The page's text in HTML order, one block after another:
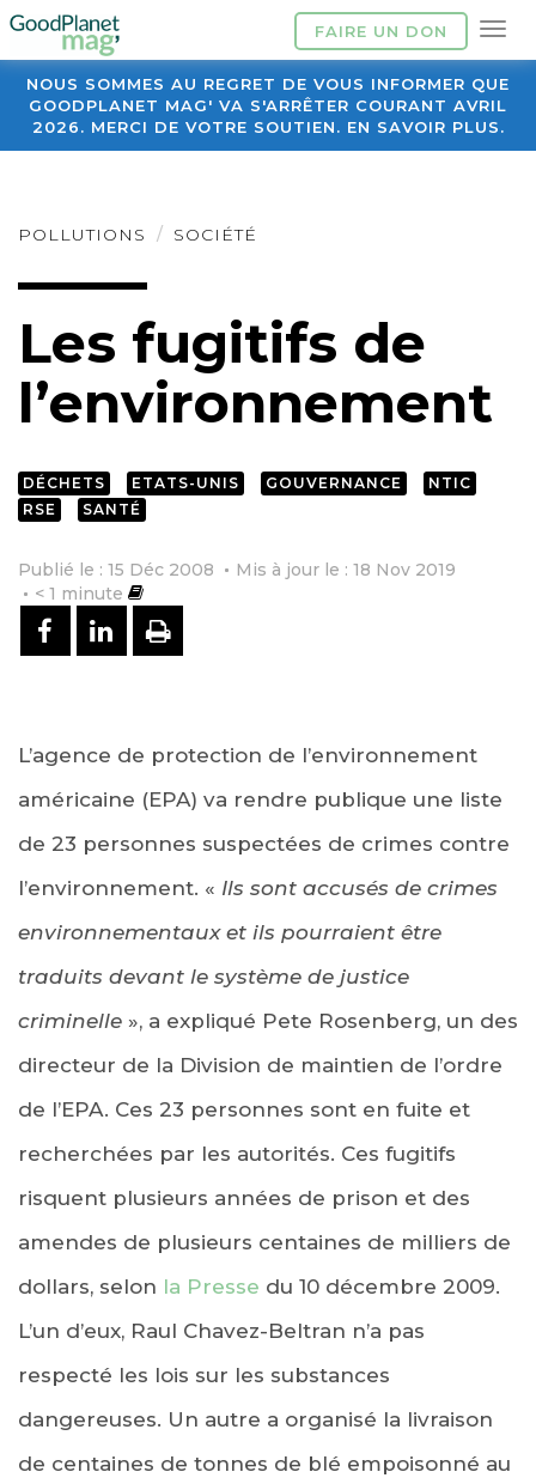
FAIRE UN DON
NOUS SOMMES AU REGRET DE VOUS INFORMER QUE
GOODPLANET MAG' VA S'ARRÊTER COURANT AVRIL
2026. MERCI DE VOTRE SOUTIEN. EN SAVOIR PLUS.
POLLUTIONS SOCIÉTÉ
Les fugitifs de
l’environnement
DÉCHETS ETATS-UNIS GOUVERNANCE
NTIC
RSE
SANTÉ
Publié le : 15 Déc 2008
Mis à jour le : 18 Nov 2019
< 1 minute
PARTAGER SUR FACEBOOK
PARTAGER SUR LINKEDIN
IMPRIMER
L’agence de protection de l’environnement
américaine (EPA) va rendre publique une liste
de 23 personnes suspectées de crimes contre
l’environnement. « Ils sont accusés de crimes
environnementaux et ils pourraient être
traduits devant le système de justice
criminelle », a expliqué Pete Rosenberg, un des
directeur de la Division de maintien de l’ordre
de l’EPA. Ces 23 personnes sont en fuite et
recherchées par les autorités. Ces fugitifs
risquent plusieurs années de prison et des
amendes de plusieurs centaines de milliers de
dollars, selon la Presse du 10 décembre 2009.
L’un d’eux, Raul Chavez-Beltran n’a pas
respecté les lois sur les substances
dangereuses. Un autre a organisé la livraison
de centaines de tonnes de blé empoisonné au